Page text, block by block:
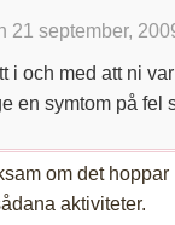
21 september,
i och med att ni
en symtom på
om det hoppar
aktiviteter.